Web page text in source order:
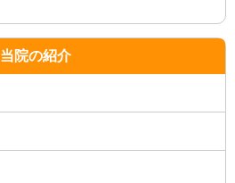
当院の紹介